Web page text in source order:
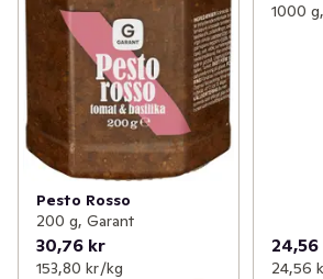
Pesto Rosso
200 g, Garant
30,76 kr
153,80 kr /kg
1000
24,56